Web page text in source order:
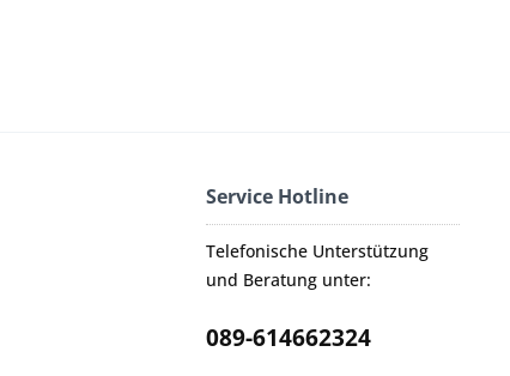
Service Hotline
Telefonische Unterstützung
und Beratung unter:
089-614662324